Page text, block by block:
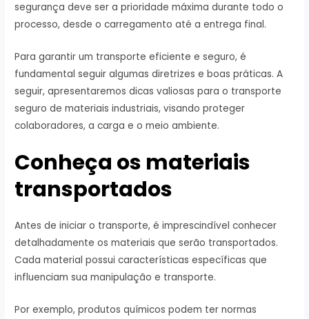
segurança deve ser a prioridade máxima durante todo o
processo, desde o carregamento até a entrega final.
Para garantir um transporte eficiente e seguro, é
fundamental seguir algumas diretrizes e boas práticas. A
seguir, apresentaremos dicas valiosas para o transporte
seguro de materiais industriais, visando proteger
colaboradores, a carga e o meio ambiente.
Conheça os materiais
transportados
Antes de iniciar o transporte, é imprescindível conhecer
detalhadamente os materiais que serão transportados.
Cada material possui características específicas que
influenciam sua manipulação e transporte.
Por exemplo, produtos químicos podem ter normas